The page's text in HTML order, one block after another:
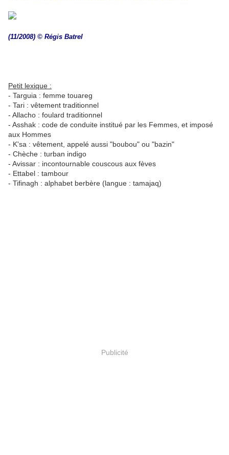
(11/2008) © Régis Batrel
Petit lexique :
- Targuia : femme touareg
- Tari : vêtement traditionnel
- Allacho : foulard traditionnel
- Asshak : code de conduite institué par les Femmes, et imposé
aux Hommes
- K'sa : vêtement, appelé aussi "boubou" ou "bazin"
- Chèche : turban indigo
- Avissar : incontournable couscous aux fèves
- Ettabel : tambour
- Tifinagh : alphabet berbère (langue : tamajaq)
Publicité